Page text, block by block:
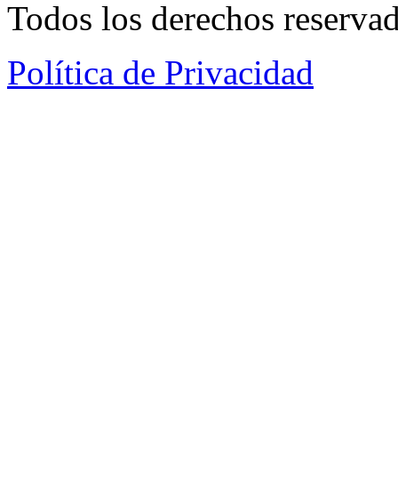
Todos los derechos
Política de Privacidad